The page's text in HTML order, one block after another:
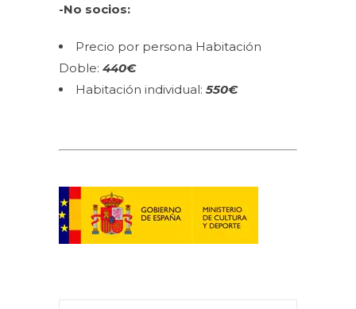
-No socios:
Precio por persona Habitación
Doble: 440€
Habitación individual: 550€